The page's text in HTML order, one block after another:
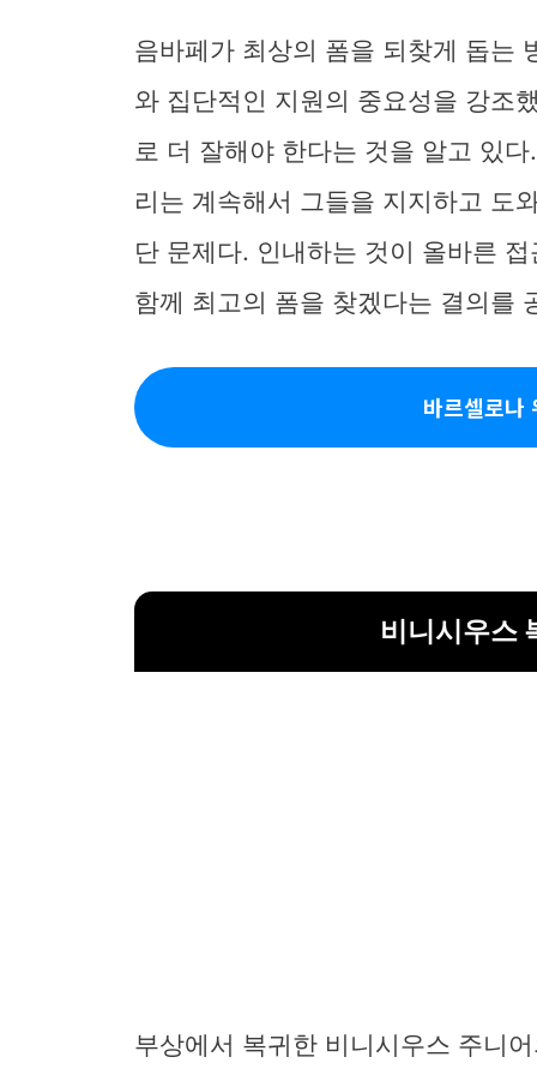
음바페가 최상의 폼을 되찾게 돕는
와 집단적인 지원의 중요성을 강조
로 더 잘해야 한다는 것을 알고 있
리는 계속해서 그들을 지지하고 도
단 문제다. 인내하는 것이 올바른
함께 최고의 폼을 찾겠다는 결의를
바르셀로나
비니시우스
부상에서 복귀한 비니시우스 주니